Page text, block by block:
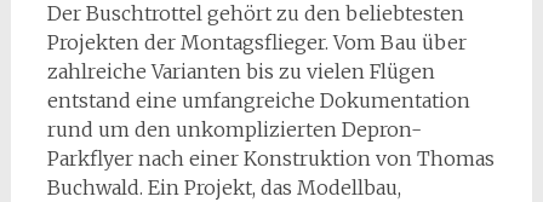
Der Buschtrottel gehört zu den beliebtesten
Projekten der Montagsflieger. Vom Bau über
zahlreiche Varianten bis zu vielen Flügen
entstand eine umfangreiche Dokumentation
rund um den unkomplizierten Depron-
Parkflyer nach einer Konstruktion von Thomas
Buchwald. Ein Projekt, das Modellbau,